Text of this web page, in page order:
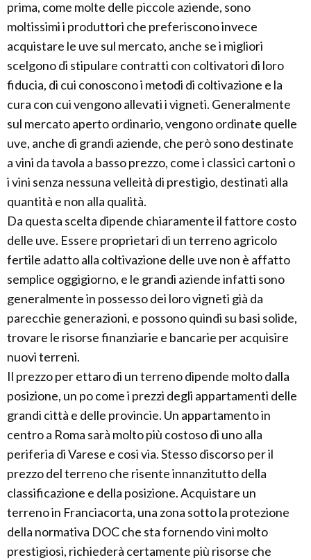
prima, come molte delle piccole aziende, sono
moltissimi i produttori che preferiscono invece
acquistare le uve sul mercato, anche se i migliori
scelgono di stipulare contratti con coltivatori di loro
fiducia, di cui conoscono i metodi di coltivazione e la
cura con cui vengono allevati i vigneti. Generalmente
sul mercato aperto ordinario, vengono ordinate quelle
uve, anche di grandi aziende, che però sono destinate
a vini da tavola a basso prezzo, come i classici cartoni o
i vini senza nessuna velleità di prestigio, destinati alla
quantità e non alla qualità.
Da questa scelta dipende chiaramente il fattore costo
delle uve. Essere proprietari di un terreno agricolo
fertile adatto alla coltivazione delle uve non è affatto
semplice oggigiorno, e le grandi aziende infatti sono
generalmente in possesso dei loro vigneti già da
parecchie generazioni, e possono quindi su basi solide,
trovare le risorse finanziarie e bancarie per acquisire
nuovi terreni.
Il prezzo per ettaro di un terreno dipende molto dalla
posizione, un po come i prezzi degli appartamenti delle
grandi città e delle provincie. Un appartamento in
centro a Roma sarà molto più costoso di uno alla
periferia di Varese e cosi via. Stesso discorso per il
prezzo del terreno che risente innanzitutto della
classificazione e della posizione. Acquistare un
terreno in Franciacorta, una zona sotto la protezione
della normativa DOC che sta fornendo vini molto
prestigiosi, richiederà certamente più risorse che